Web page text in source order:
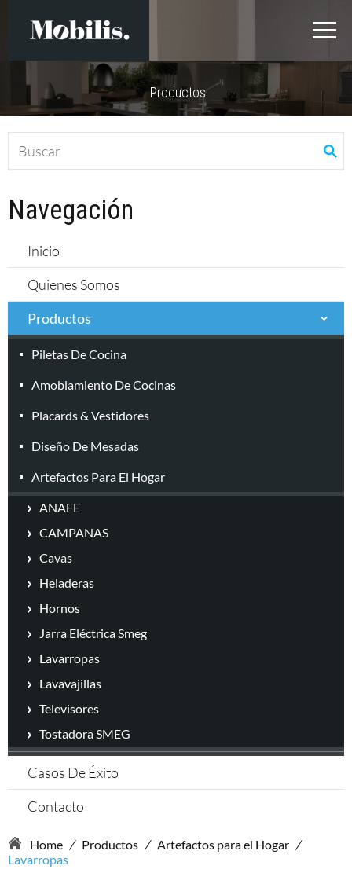
Productos
Navegación
Inicio
Quienes Somos
Productos
Piletas De Cocina
Amoblamiento De Cocinas
Placards & Vestidores
Diseño De Mesadas
Artefactos Para El Hogar
ANAFE
CAMPANAS
Cavas
Heladeras
Hornos
Jarra Eléctrica Smeg
Lavarropas
Lavavajillas
Televisores
Tostadora SMEG
Casos De Éxito
Contacto
Home / Productos / Artefactos para el Hogar /
Lavarropas